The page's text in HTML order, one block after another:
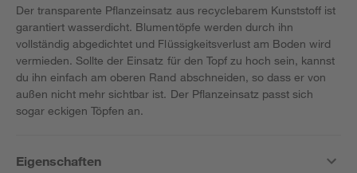
Der transparente Pflanzeinsatz aus recyclebarem Kunststoff ist
garantiert wasserdicht. Blumentöpfe werden durch ihn
vollständig abgedichtet und Flüssigkeitsverlust am Boden wird
vermieden. Sollte der Einsatz für den Topf zu hoch sein, kannst
du ihn einfach am oberen Rand abschneiden, so dass er von
außen nicht mehr sichtbar ist. Der Pflanzeinsatz passt sich
sogar eckigen Töpfen an.
Eigenschaften